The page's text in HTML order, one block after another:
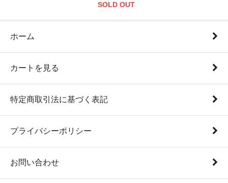
SOLD OUT
ホーム
カートを見る
特定商取引法に基づく表記
プライバシーポリシー
お問い合わせ